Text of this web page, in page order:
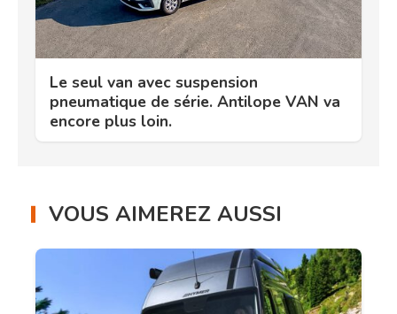
Le seul van avec suspension
pneumatique de série. Antilope VAN va
encore plus loin.
VOUS AIMEREZ AUSSI